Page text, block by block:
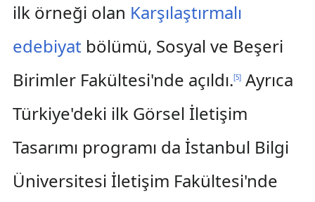
ilk örneği olan Karşılaştırmalı
edebiyatbölümü, Sosyal ve Beşeri
Birimler Fakültesi'nde açıldı.[5]Ayrıca
Türkiye'deki ilk Görsel İletişim
Tasarımı programı da İstanbul Bilgi
Üniversitesi İletişim Fakültesi'nde